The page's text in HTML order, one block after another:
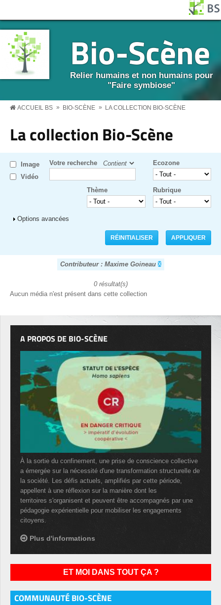
Bio-Scène
Relier humains et non humains pour
"Faire symbiose"
BS MENU
ACCUEIL BS » BIO-SCÈNE » LA COLLECTION BIO-SCÈNE
La collection Bio-Scène
Image
Vidéo
Votre recherche Ecozone
Rubrique
Thème
Afficher
Options avancées
Contributeur : Maxime Goineau
0 résultat(s)
Aucun média n'est présent dans cette collection
A PROPOS DE BIO-SCÈNE
À la sortie du confinement, une prise de conscience collective
a émergée sur la nécessité d'une transformation structurelle de
la société. Les défis actuels, amplifiés par cette période,
appellent à une réflexion sur la manière dont les
territoires s'organisent et peuvent être accompagnés par une
pédagogie expérientielle pour mobiliser les engagements
citoyens.
Plus d'informations
ET MOI DANS TOUT ÇA ?
COMMUNAUTÉ BIO-SCÈNE